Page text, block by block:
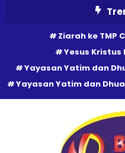
Ziarah ke TMP
Yesus
Yayasan Yatim dan
Yayasan Yatim dan